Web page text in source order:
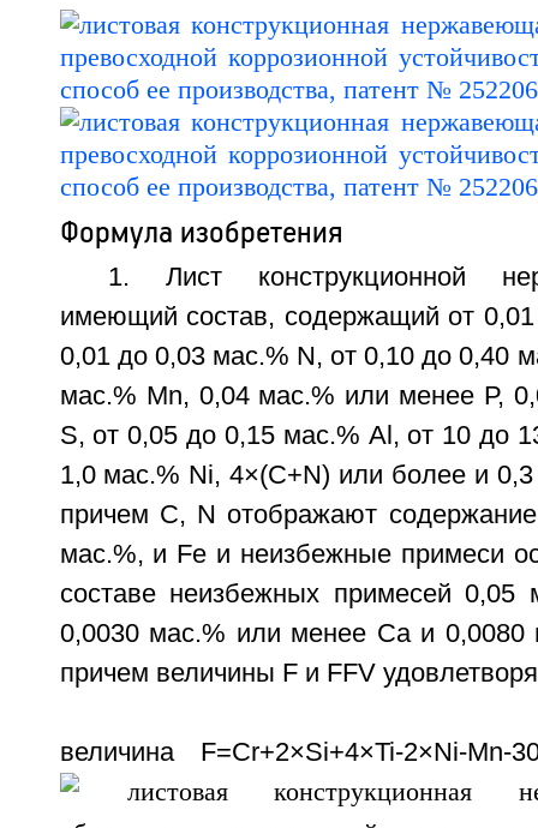
Формула изобретения
1. Лист конструкционной
имеющий состав, содержащий от
0,01 до 0,03 мас.% N, от 0,10 до 0,40
мас.% Mn, 0,04 мас.% или менее Р,
S, от 0,05 до 0,15 мас.% Al, от 10 до
1,0 мас.% Ni, 4×(C+N) или более и
причем С, N отображают
мас.%, и Fe и неизбежные примеси
составе неизбежных примесей
0,0030 мас.% или менее Ca и
причем величины F и FFV
величина F=Cr+2×Si+4×Ti-2×Ni-Mn-